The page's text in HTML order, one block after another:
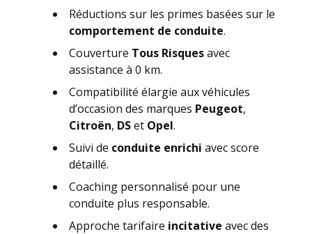
Réductions sur les primes basées sur le
comportement de conduite.
Couverture Tous Risquesavec
assistance à 0 km.
Compatibilité élargie aux véhicules
d’occasion des marques Peugeot,
Citroën, DSet Opel.
Suivi de conduite enrichi avec score
détaillé.
Coaching personnalisé pour une
conduite plus responsable.
Approche tarifaire incitative avec des